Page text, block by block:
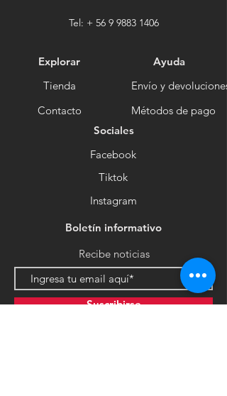
Tel: + 56 9 9883 1406
Explorar
Tienda
Contacto
Ayuda
Envío y devoluciones
Métodos de pago
Sociales
Facebook
Tiktok
Instagram
Boletín informativo
Recibe noticias
Suscribirse